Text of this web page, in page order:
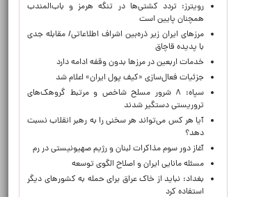
رویترز: تردد کشتی‌ها در تنگه هرمز و باب‌المندب
همچنان پایین است
مرزهای ایران زیر ذره‌بین اشراف اطلاعاتی/ مقابله جدی
با پدیده قاچاق
خدمات اربعین در مرزها بدون وقفه ادامه دارد
جزئیات فعال‌سازی «کیف پول ایران» اعلام شد
سپاه: ۸ شرور مسلح شاخص و مرتبط گروهک‌های
تروریستی دستگیر شدند
آیا هر کس می‌تواند هر سخنی را به رهبر انقلاب نسبت
دهد؟
آغاز دور سوم مذاکرات لبنان و رژیم صهیونیستی در رم
مسئله مانایی ایران و اصلاح الگوی توسعه
بغداد: نباید از خاک عراق برای حمله به کشورهای دیگر
استفاده کرد